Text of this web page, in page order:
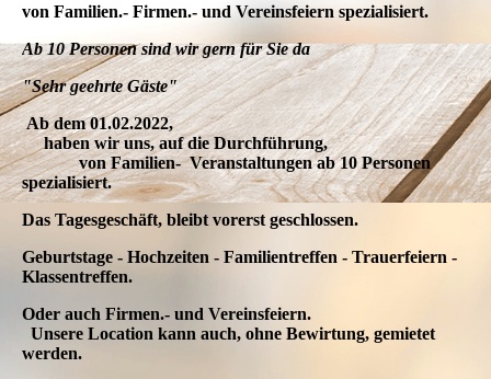
von Familien.- Firmen.- und Vereinsfeiern spezialisiert.
Ab 10 Personen sind wir gern für Sie da
"Sehr geehrte Gäste"
Ab dem 01.02.2022,
haben wir uns, auf die Durchführung,
von Familien- Veranstaltungen ab 10 Personen
spezialisiert.
Das Tagesgeschäft, bleibt vorerst geschlossen.
Geburtstage - Hochzeiten - Familientreffen - Trauerfeiern -
Klassentreffen.
Oder auch Firmen.- und Vereinsfeiern.
Unsere Location kann auch, ohne Bewirtung, gemietet
werden.